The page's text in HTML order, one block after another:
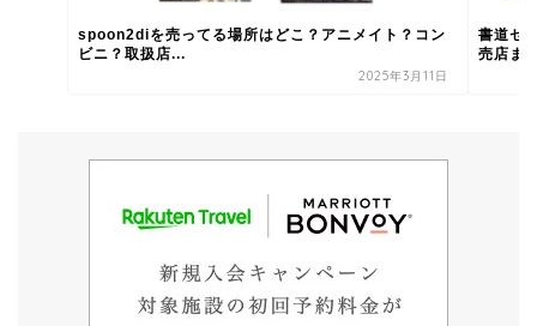
spoon2diを売ってる場所はどこ？アニメイト？コン
ビニ？取扱店...
2025年3月11日
書道セ
売店ま